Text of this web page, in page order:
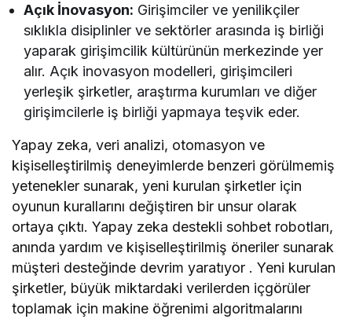
Açık İnovasyon: Girişimciler ve yenilikçiler
sıklıkla disiplinler ve sektörler arasında iş birliği
yaparak girişimcilik kültürünün merkezinde yer
alır. Açık inovasyon modelleri, girişimcileri
yerleşik şirketler, araştırma kurumları ve diğer
girişimcilerle iş birliği yapmaya teşvik eder.
Yapay zeka, veri analizi, otomasyon ve
kişiselleştirilmiş deneyimlerde benzeri görülmemiş
yetenekler sunarak, yeni kurulan şirketler için
oyunun kurallarını değiştiren bir unsur olarak
ortaya çıktı. Yapay zeka destekli sohbet robotları,
anında yardım ve kişiselleştirilmiş öneriler sunarak
müşteri desteğinde devrim yaratıyor . Yeni kurulan
şirketler, büyük miktardaki verilerden içgörüler
toplamak için makine öğrenimi algoritmalarını